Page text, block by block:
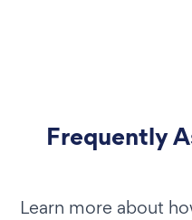
Frequently
Learn more about